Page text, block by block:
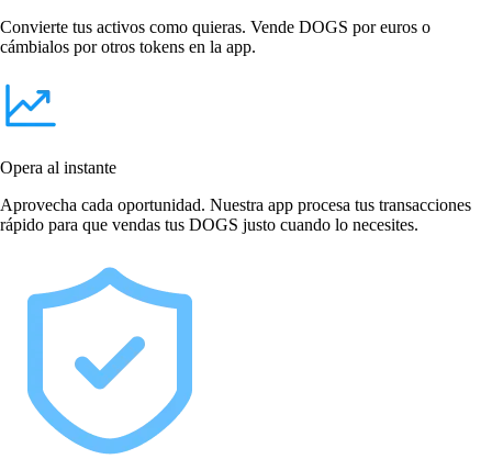
Convierte tus activos como quieras. Vende DOGS por euros o
cámbialos por otros tokens en la app.
Opera al instante
Aprovecha cada oportunidad. Nuestra app procesa tus transacciones
rápido para que vendas tus DOGS justo cuando lo necesites.